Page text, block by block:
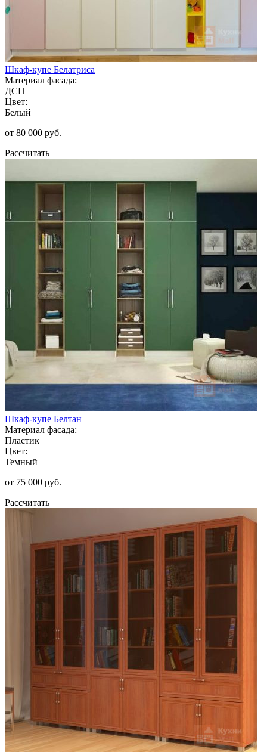
Шкаф-купе Белатриса
Материал фасада:
ДСП
Цвет:
Белый
от 80 000 руб.
Рассчитать
Шкаф-купе Белтан
Материал фасада:
Пластик
Цвет:
Темный
от 75 000 руб.
Рассчитать